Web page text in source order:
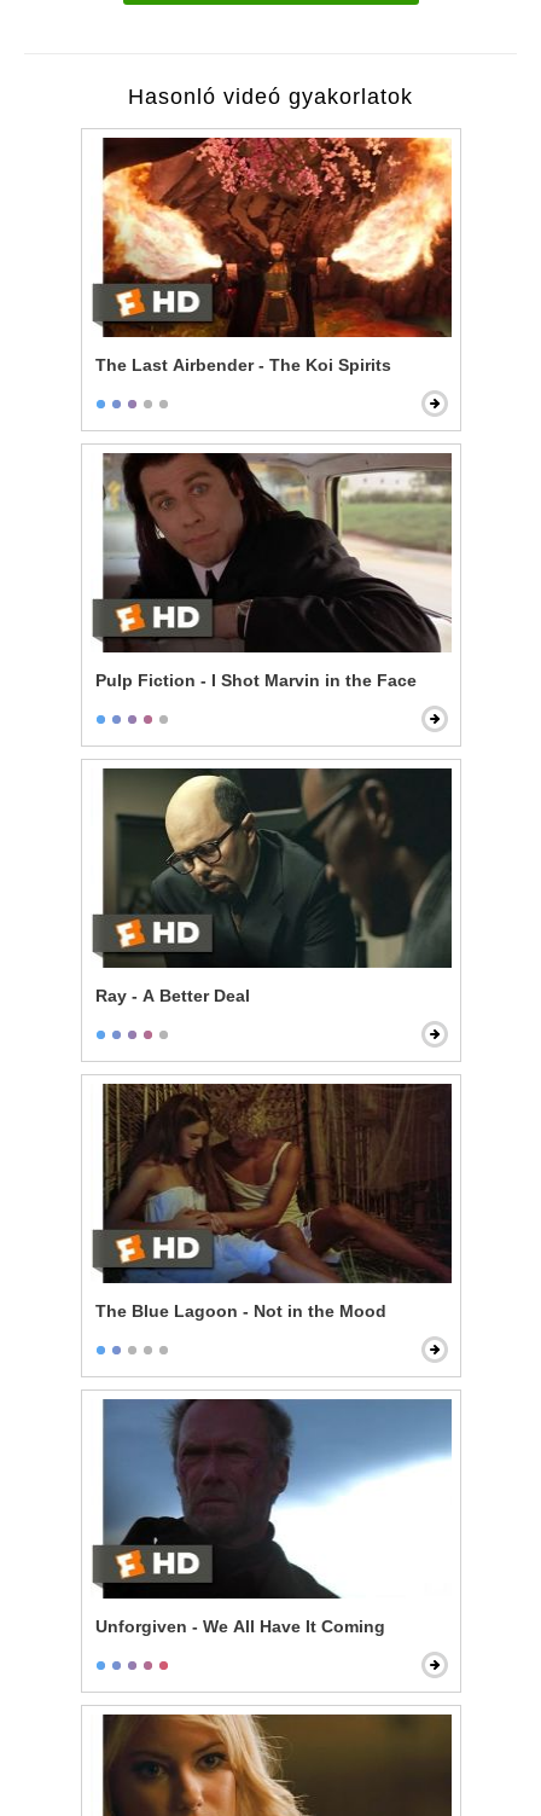
Hasonló videó gyakorlatok
The Last Airbender - The Koi Spirits
Pulp Fiction - I Shot Marvin in the Face
Ray - A Better Deal
The Blue Lagoon - Not in the Mood
Unforgiven - We All Have It Coming